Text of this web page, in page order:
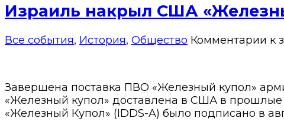
Израиль накрыл США
Все события, История, Общество Комментарии к
Завершена поставка ПВО «Железный купол»
«Железный купол» доставлена ​​в США в прошлые
«Железный Купол» (IDDS-A) было подписано в